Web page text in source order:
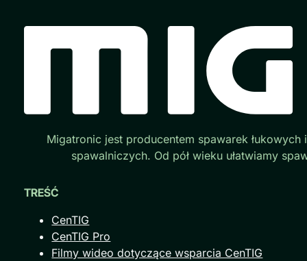
Migatronic jest producentem spawarek łukowych
spawalniczych. Od pół wieku ułatwiamy
TREŚĆ
CenTIG
CenTIG Pro
Filmy wideo dotyczące wsparcia CenTIG